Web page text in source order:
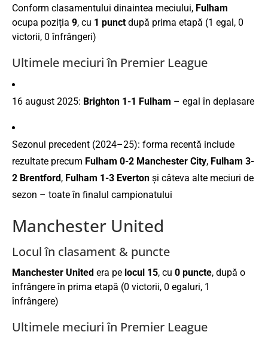
Conform clasamentului dinaintea meciului, Fulham
ocupa poziția 9, cu 1 punct după prima etapă (1 egal, 0
victorii, 0 înfrângeri)
Ultimele meciuri în Premier League
16 august 2025: Brighton 1-1 Fulham – egal în deplasare
Sezonul precedent (2024–25): forma recentă include
rezultate precum Fulham 0-2 Manchester City, Fulham 3-
2 Brentford , Fulham 1-3 Everton și câteva alte meciuri de
sezon – toate în finalul campionatului
Manchester United
Locul în clasament & puncte
Manchester United era pe locul 15, cu 0 puncte, după o
înfrângere în prima etapă (0 victorii, 0 egaluri, 1
înfrângere)
Ultimele meciuri în Premier League